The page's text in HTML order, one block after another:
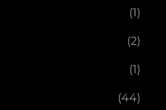
(1)
(2)
(1)
(44)